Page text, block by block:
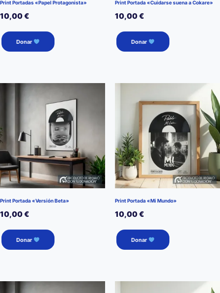
Print Portadas «Papel Protagonista»
10,00€
Donar
Print Portada «Cuidarse suena a Cokare»
10,00€
Donar
Print Portada «Versión Beta»
10,00€
Donar
Print Portada «Mi Mundo»
10,00€
Donar